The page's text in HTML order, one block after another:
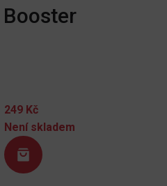
Booster
249 Kč
Není skladem